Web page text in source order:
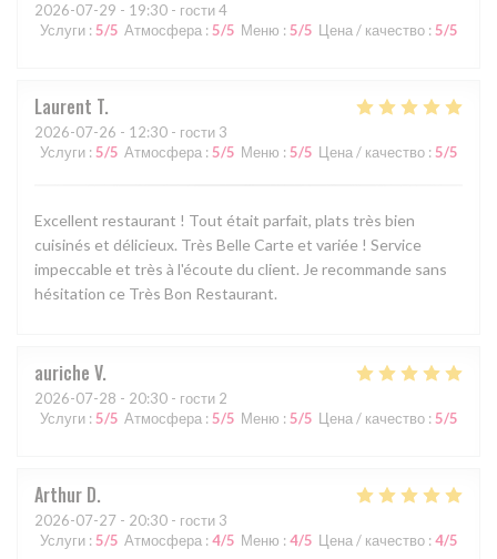
2026-07-29 - 19:30 - гости 4
Услуги : 5/5 Атмосфера : 5/5 Меню : 5/5 Цена / качество : 5/5
Laurent T
2026-07-26 - 12:30 - гости 3
Услуги : 5/5 Атмосфера : 5/5 Меню : 5/5 Цена / качество : 5/5
Excellent restaurant ! Tout était parfait, plats très bien
cuisinés et délicieux. Très Belle Carte et variée ! Service
impeccable et très à l'écoute du client. Je recommande sans
hésitation ce Très Bon Restaurant.
auriche V
2026-07-28 - 20:30 - гости 2
Услуги : 5/5 Атмосфера : 5/5 Меню : 5/5 Цена / качество : 5/5
Arthur D
2026-07-27 - 20:30 - гости 3
Услуги : 5/5 Атмосфера : 4/5 Меню : 4/5 Цена / качество : 4/5